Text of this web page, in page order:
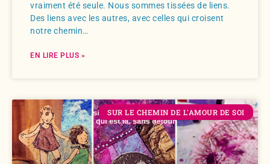
vraiment été seule. Nous sommes tissées de liens.
Des liens avec les autres, avec celles qui croisent
notre chemin…
EN LIRE PLUS »
SUR LE CHEMIN DE L'AMOUR DE SOI